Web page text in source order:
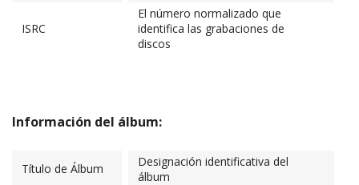
ISRC
El número normalizado que
identifica las grabaciones de
discos
Información del álbum:
Título de Álbum
Designación identificativa del
álbum